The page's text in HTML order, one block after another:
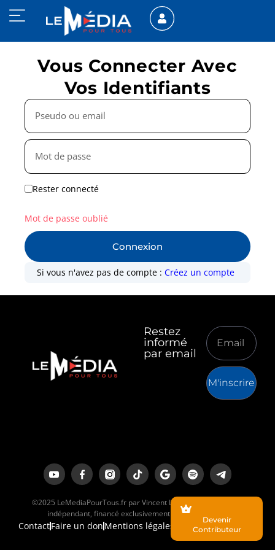
Vous Connecter Avec
Vos Identifiants
Rester connecté
Connexion
Mot de passe oublié
Si vous n'avez pas de compte :Créez un compte
Restez
informé
par email
M'inscrire
©2025 LeMediaPourTous.fr par Vincent Lapierre est un média
indépendant, financé exclusivement par ses lecteurs.
ContactFaire un don Mentions légales
Devenir
Contributeur